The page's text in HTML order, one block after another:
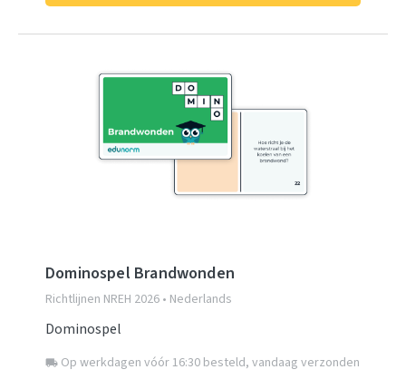
Dominospel Brandwonden
Richtlijnen NREH 2026 • Nederlands
Dominospel
local_shipping Op werkdagen vóór 16:30 besteld, vandaag verzonden